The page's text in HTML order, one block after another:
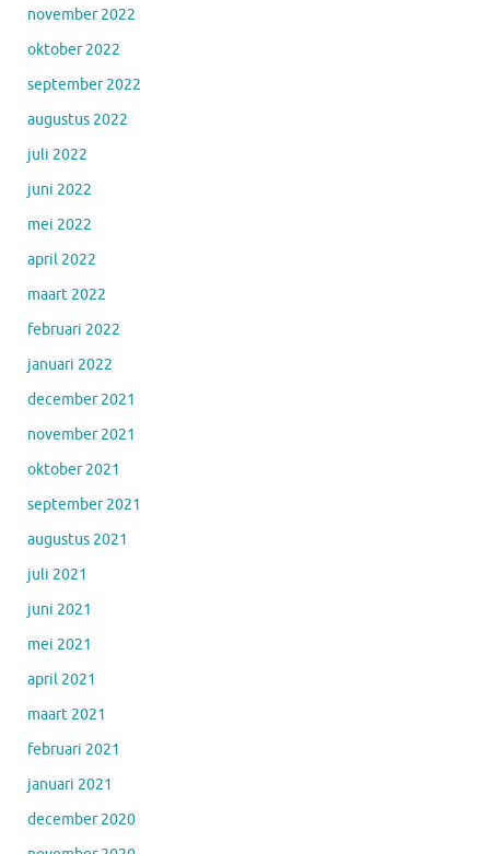
november 2022
oktober 2022
september 2022
augustus 2022
juli 2022
juni 2022
mei 2022
april 2022
maart 2022
februari 2022
januari 2022
december 2021
november 2021
oktober 2021
september 2021
augustus 2021
juli 2021
juni 2021
mei 2021
april 2021
maart 2021
februari 2021
januari 2021
december 2020